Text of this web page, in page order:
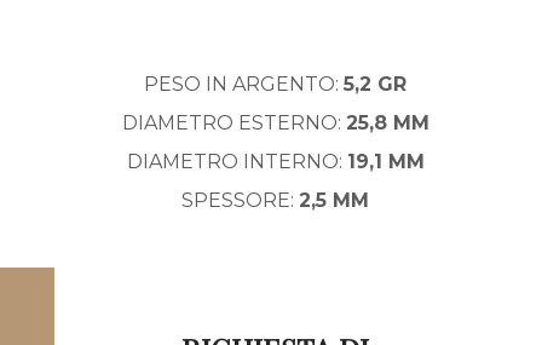
PESO IN ARGENTO: 5,2 GR
DIAMETRO ESTERNO: 25,8 MM
DIAMETRO INTERNO: 19,1 MM
SPESSORE: 2,5 MM